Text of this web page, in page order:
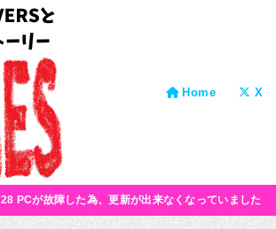
Home X
PCが故障した為、更新が出来なくなっていました